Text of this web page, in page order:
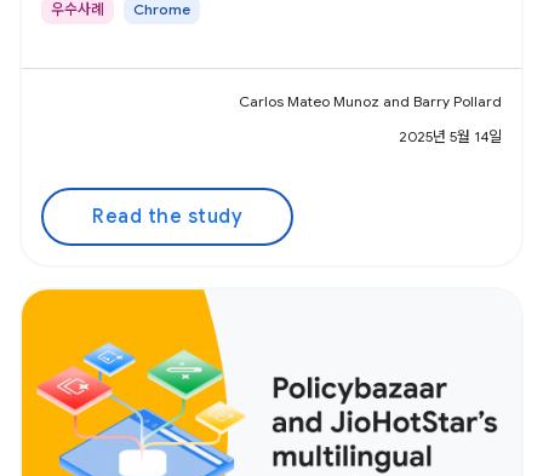
우수사례 Chrome
Carlos Mateo Munoz and Barry Pollard
2025년 5월 14일
Read the study